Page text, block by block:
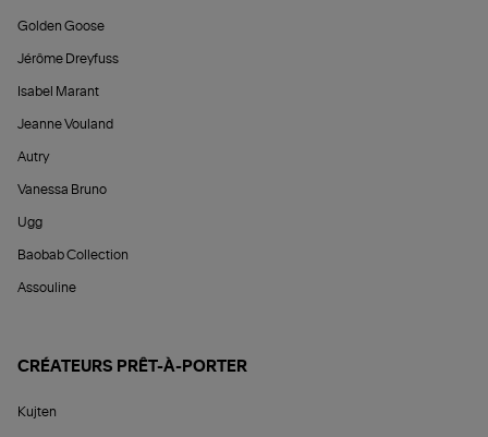
Golden Goose
Jérôme Dreyfuss
Isabel Marant
Jeanne Vouland
Autry
Vanessa Bruno
Ugg
Baobab Collection
Assouline
CRÉATEURS PRÊT-À-PORTER
Kujten